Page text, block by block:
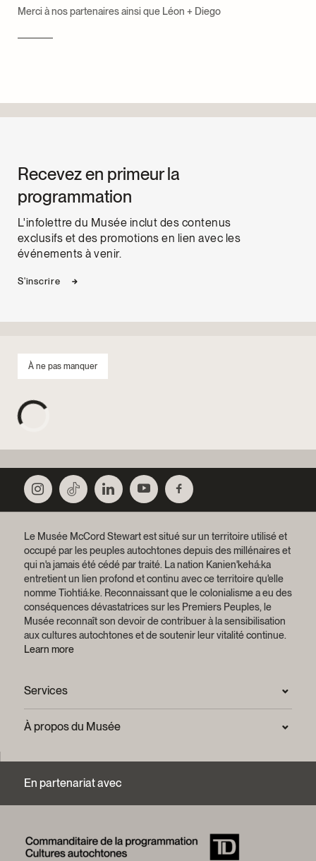
Merci à nos partenaires ainsi que Léon + Diego
Recevez en primeur la
programmation
L'infolettre du Musée inclut des contenus
exclusifs et des promotions en lien avec les
événements à venir.
S'inscrire
À ne pas manquer
Le Musée McCord Stewart est situé sur un territoire utilisé et
occupé par les peuples autochtones depuis des millénaires et
qui n'a jamais été cédé par traité. La nation Kanien'kehá:ka
entretient un lien profond et continu avec ce territoire qu'elle
nomme Tiohtiá:ke. Reconnaissant que le colonialisme a eu des
conséquences dévastatrices sur les Premiers Peuples, le
Musée reconnaît son devoir de contribuer à la sensibilisation
aux cultures autochtones et de soutenir leur vitalité continue.
Learn more
Services
Salle de presse
Nous joindre
Centre d’archives et de documentation
Services photographiques et droits d’auteur (FAQ)
À propos du Musée
Mot de la présidente
En partenariat avec